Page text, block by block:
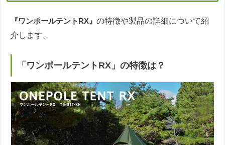
『ワンポールテントRX』 の特徴や製品の詳細について紹
介します。
「ワンポールテントRX」の特徴は？